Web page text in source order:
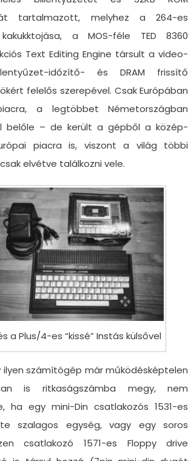
tartalmazott, melyhez a 264-es
a MOS-féle TED 8360
Text Editing Engine társult a video-
időzítő- és DRAM frissítő
felelős szerepével. Csak Európában
a legtöbbet Németországban
belőle – de került a gépből a közép-
piacra is, viszont a világ többi
elvétve találkozni vele.
a Plus/4-es “kissé” Instás külsővel
ilyen számítógép már működésképtelen
is ritkaságszámba megy, nem
ha egy mini-Din csatlakozós 1531-es
szalagos egység, vagy egy soros
csatlakozó 1571-es Floppy drive